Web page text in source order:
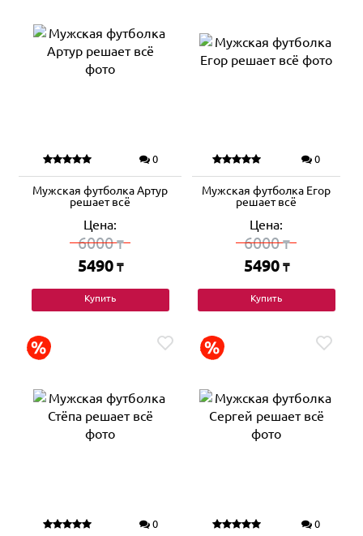
0
Мужская футболка Артур
решает всё
Цена:
6000₸
5490 ₸
Купить
0
Мужская футболка Егор
решает всё
Цена:
6000₸
5490 ₸
Купить
0 0